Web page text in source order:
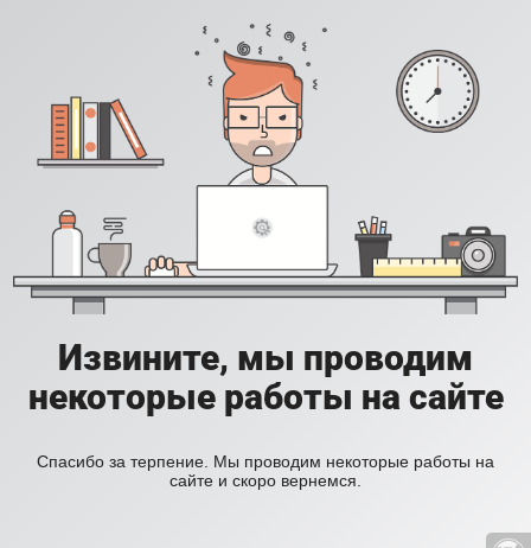
Извините, мы проводим
некоторые работы на сайте
Спасибо за терпение. Мы проводим некоторые работы на
сайте и скоро вернемся.